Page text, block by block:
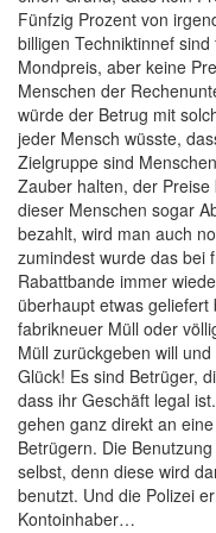
Fünfzig Prozent von
billigen Techniktinnef
Mondpreis, aber keine
Menschen der
würde der Betrug mit
jeder Mensch wüsste,
Zielgruppe sind
Zauber halten, der
dieser Menschen sogar
bezahlt, wird man auch
zumindest wurde das bei
Rabattbande immer
überhaupt etwas
fabrikneuer Müll oder
Müll zurückgeben will
Glück! Es sind Betrüger,
dass ihr Geschäft legal
gehen ganz direkt an
Betrügern. Die
selbst, denn diese wird
benutzt. Und die Polizei
Kontoinhaber…